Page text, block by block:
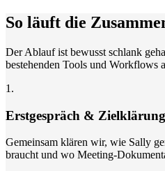
So läuft die
Der Ablauf ist bewusst schlank
bestehenden Tools und Workflows
1 .
Erstgespräch & Zielklärung
Gemeinsam klären wir, wie Sally
braucht und wo Meeting-